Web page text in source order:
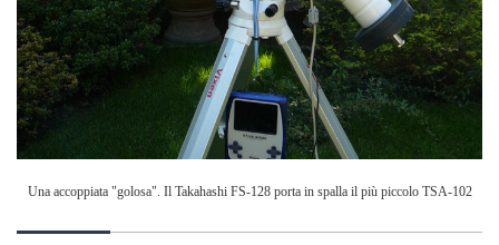
Una accoppiata "golosa". Il Takahashi FS-128 porta in spalla il più piccolo TSA-102